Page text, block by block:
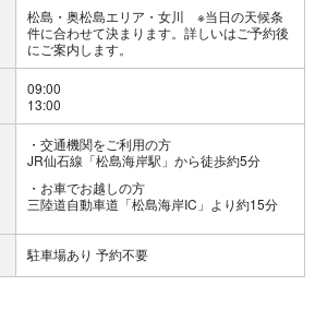
松島・奥松島エリア・女川 ※当日の天候条
件に合わせて決まります。詳しいはご予約後
にご案内します。
09:00
13:00
交通機関をご利用の方
JR仙石線「松島海岸駅」から徒歩約5分
お車でお越しの方
三陸道自動車道「松島海岸IC」より約15分
駐車場あり 予約不要